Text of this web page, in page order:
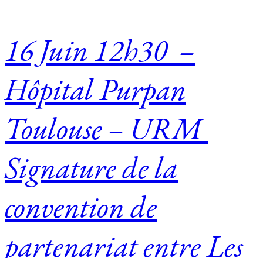
16 Juin 12h30 –
Hôpital Purpan
Toulouse – URM
Signature de la
convention de
partenariat entre Les